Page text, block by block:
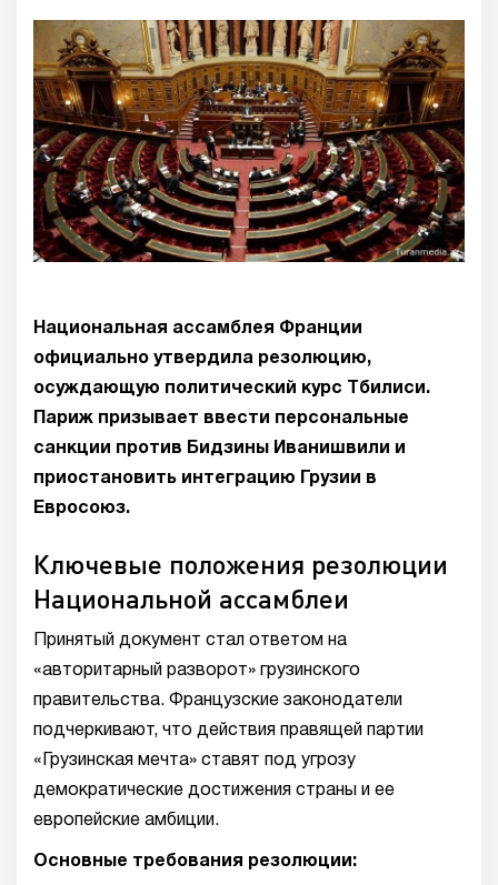
Национальная ассамблея Франции
официально утвердила резолюцию,
осуждающую политический курс Тбилиси.
Париж призывает ввести персональные
санкции против Бидзины Иванишвили и
приостановить интеграцию Грузии в
Евросоюз.
Ключевые положения резолюции
Национальной ассамблеи
Принятый документ стал ответом на
«авторитарный разворот» грузинского
правительства. Французские законодатели
подчеркивают, что действия правящей партии
«Грузинская мечта» ставят под угрозу
демократические достижения страны и ее
европейские амбиции.
Основные требования резолюции: